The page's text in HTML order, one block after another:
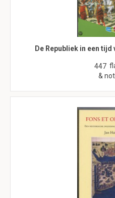
De Republiek in een
447
&